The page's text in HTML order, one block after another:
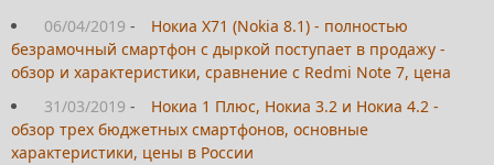
06/04/2019 -
Нокиа Х71 (Nokia 8.1) - полностью
безрамочный смартфон с дыркой поступает в продажу -
обзор и характеристики, сравнение с Redmi Note 7, цена
31/03/2019 -
Нокиа 1 Плюс, Нокиа 3.2 и Нокиа 4.2 -
обзор трех бюджетных смартфонов, основные
характеристики, цены в России